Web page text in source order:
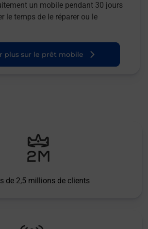
un mobile pendant 30 jours
le temps de le réparer ou le
plus sur le prêt mobile
de 2,5 millions de clients